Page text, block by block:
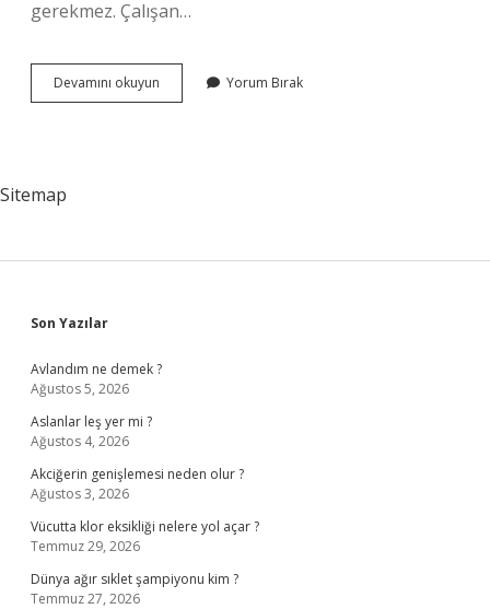
gerekmez. Çalışan…
Devamını okuyun
Okuluna
Yorum Bırak
Sitemap
Sidebar
Son Yazılar
Avlandım ne demek ?
Ağustos 5, 2026
Aslanlar leş yer mi ?
Ağustos 4, 2026
Akciğerin genişlemesi neden olur ?
Ağustos 3, 2026
Vücutta klor eksikliği nelere yol açar ?
Temmuz 29, 2026
Dünya ağır sıklet şampiyonu kim ?
Temmuz 27, 2026